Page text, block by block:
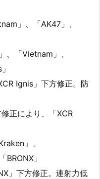
」、「AK47」、
「Vietnam」、
Ignis」下方修正。防
正により、「XCR
」、
BRONX」
」下方修正。連射力低